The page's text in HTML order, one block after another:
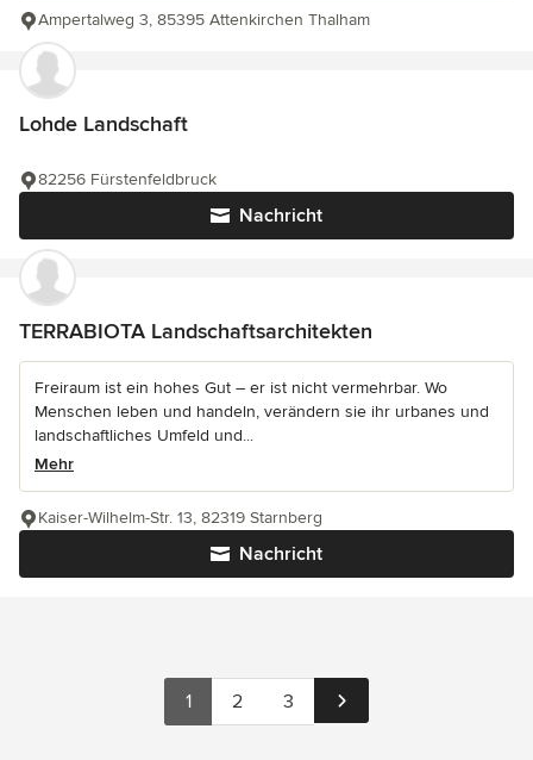
Ampertalweg 3, 85395 Attenkirchen Thalham
Lohde Landschaft
Nachricht
82256 Fürstenfeldbruck
TERRABIOTA Landschaftsarchitekten
Freiraum ist ein hohes Gut – er ist nicht vermehrbar. Wo
Menschen leben und handeln, verändern sie ihr urbanes und
landschaftliches Umfeld und...
Mehr
Nachricht
Kaiser-Wilhelm-Str. 13, 82319 Starnberg
1 2 3